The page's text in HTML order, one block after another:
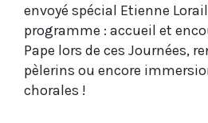
envoyé spécial Etienne
programme : accueil et
Pape lors de ces Journées,
pèlerins ou encore
chorales !